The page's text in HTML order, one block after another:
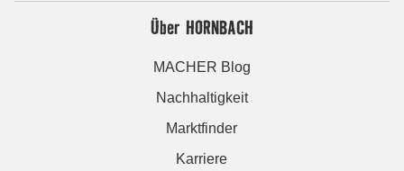
Über HORNBACH
MACHER Blog
Nachhaltigkeit
Marktfinder
Karriere